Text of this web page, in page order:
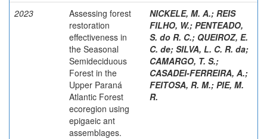
2023
Assessing forest
restoration
effectiveness in
the Seasonal
Semideciduous
Forest in the
Upper Paraná
Atlantic Forest
ecoregion using
epigaeic ant
assemblages.
NICKELE, M. A.; REIS
FILHO, W.; PENTEADO,
S. do R. C.; QUEIROZ, E.
C. de; SILVA, L. C. R. da;
CAMARGO, T. S.;
CASADEI-FERREIRA, A.;
FEITOSA, R. M.; PIE, M.
R.